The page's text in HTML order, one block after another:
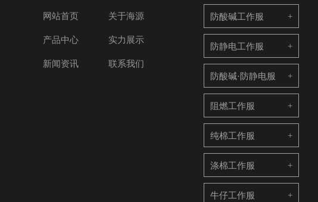
网站首页 关于海源
产品中心 实力展示
新闻资讯 联系我们
防酸碱工作服
防静电工作服
防酸碱·防静电服
阻燃工作服
纯棉工作服
涤棉工作服
牛仔工作服